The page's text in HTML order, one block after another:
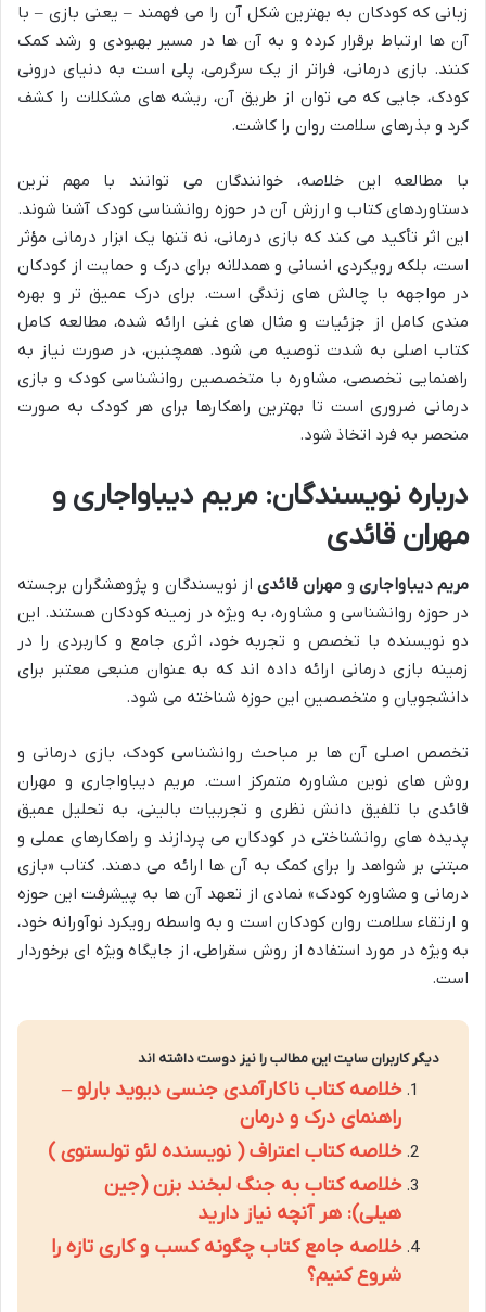
زبانی که کودکان به بهترین شکل آن را می فهمند – یعنی بازی – با
آن ها ارتباط برقرار کرده و به آن ها در مسیر بهبودی و رشد کمک
کنند. بازی درمانی، فراتر از یک سرگرمی، پلی است به دنیای درونی
کودک، جایی که می توان از طریق آن، ریشه های مشکلات را کشف
کرد و بذرهای سلامت روان را کاشت.
با مطالعه این خلاصه، خوانندگان می توانند با مهم ترین
دستاوردهای کتاب و ارزش آن در حوزه روانشناسی کودک آشنا شوند.
این اثر تأکید می کند که بازی درمانی، نه تنها یک ابزار درمانی مؤثر
است، بلکه رویکردی انسانی و همدلانه برای درک و حمایت از کودکان
در مواجهه با چالش های زندگی است. برای درک عمیق تر و بهره
مندی کامل از جزئیات و مثال های غنی ارائه شده، مطالعه کامل
کتاب اصلی به شدت توصیه می شود. همچنین، در صورت نیاز به
راهنمایی تخصصی، مشاوره با متخصصین روانشناسی کودک و بازی
درمانی ضروری است تا بهترین راهکارها برای هر کودک به صورت
منحصر به فرد اتخاذ شود.
درباره نویسندگان: مریم دیباواجاری و
مهران قائدی
مریم دیباواجاری و مهران قائدیاز نویسندگان و پژوهشگران برجسته
در حوزه روانشناسی و مشاوره، به ویژه در زمینه کودکان هستند. این
دو نویسنده با تخصص و تجربه خود، اثری جامع و کاربردی را در
زمینه بازی درمانی ارائه داده اند که به عنوان منبعی معتبر برای
دانشجویان و متخصصین این حوزه شناخته می شود.
تخصص اصلی آن ها بر مباحث روانشناسی کودک، بازی درمانی و
روش های نوین مشاوره متمرکز است. مریم دیباواجاری و مهران
قائدی با تلفیق دانش نظری و تجربیات بالینی، به تحلیل عمیق
پدیده های روانشناختی در کودکان می پردازند و راهکارهای عملی و
مبتنی بر شواهد را برای کمک به آن ها ارائه می دهند. کتاب «بازی
درمانی و مشاوره کودک» نمادی از تعهد آن ها به پیشرفت این حوزه
و ارتقاء سلامت روان کودکان است و به واسطه رویکرد نوآورانه خود،
به ویژه در مورد استفاده از روش سقراطی، از جایگاه ویژه ای برخوردار
است.
دیگر کاربران سایت این مطالب را نیز دوست داشته اند
خلاصه کتاب ناکارآمدی جنسی دیوید بارلو –
راهنمای درک و درمان
خلاصه کتاب اعتراف ( نویسنده لئو تولستوی )
خلاصه کتاب به جنگ لبخند بزن (جین
هیلی): هر آنچه نیاز دارید
خلاصه جامع کتاب چگونه کسب و کاری تازه را
شروع کنیم؟